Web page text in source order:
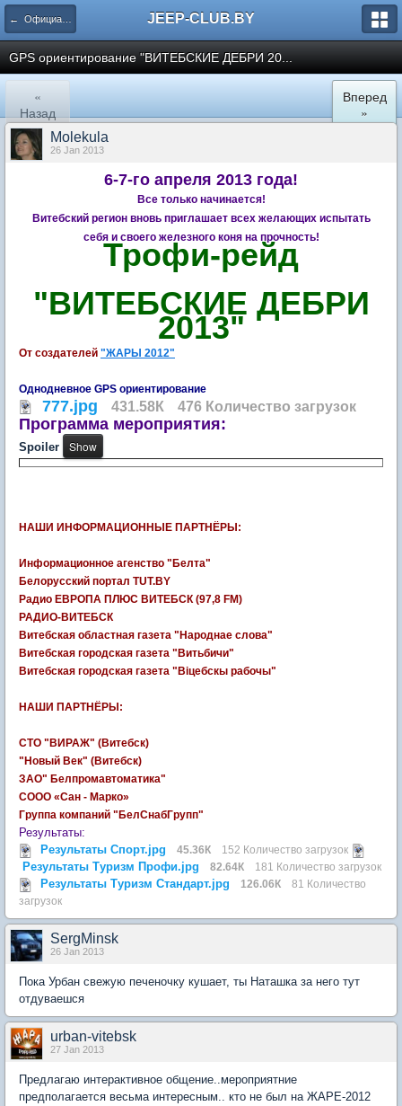
← Официальные клубные мероприятия JEEP-CLUB.BY
GPS ориентирование "ВИТЕБСКИЕ ДЕБРИ 20...
«
Назад
Вперед
»
Molekula
26 Jan 2013
6-7-го апреля 2013 года!
Все только начинается!
Витебский регион вновь приглашает всех желающих испытать
себя и своего железного коня на прочность!
Трофи-рейд
"ВИТЕБСКИЕ ДЕБРИ
2013"
От создателей "ЖАРЫ 2012"
Однодневное GPS ориентирование
777.jpg 431.58К 476 Количество загрузок
Программа мероприятия:
Spoiler
НАШИ ИНФОРМАЦИОННЫЕ ПАРТНЁРЫ:
Информационное агенство "Белта"
Белорусский портал TUT.BY
Радио ЕВРОПА ПЛЮС ВИТЕБСК (97,8 FM)
РАДИО-ВИТЕБСК
Витебская областная газета "Народнае слова"
Витебская городская газета "Витьбичи"
Витебская городская газета "Вiцебскы рабочы"
НАШИ ПАРТНЁРЫ:
СТО "ВИРАЖ" (Витебск)
"Новый Век" (Витебск)
ЗАО" Белпромавтоматика"
СООО «Сан - Марко»
Группа компаний "БелСнабГрупп"
Результаты:
Результаты Спорт.jpg
45.36К 152 Количество загрузок
Результаты Туризм Профи.jpg 82.64К 181 Количество загрузок
Результаты Туризм Стандарт.jpg 126.06К
81 Количество
загрузок
SergMinsk
26 Jan 2013
Пока Урбан свежую печеночку кушает, ты Наташка за него тут
отдуваешся
urban-vitebsk
27 Jan 2013
Предлагаю интерактивное общение..мероприятние
предполагается весьма интересным.. кто не был на ЖАРЕ-2012